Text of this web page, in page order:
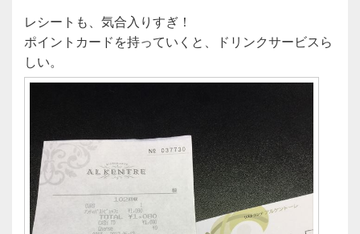
レシートも、気合入りすぎ！
ポイントカードを持っていくと、ドリンクサービスら
しい。